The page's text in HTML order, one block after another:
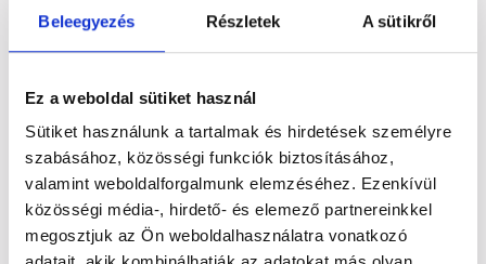
Beleegyezés Részletek A sütikről
Ez a weboldal sütiket használ
Sütiket használunk a tartalmak és hirdetések személyre
szabásához, közösségi funkciók biztosításához,
valamint weboldalforgalmunk elemzéséhez. Ezenkívül
közösségi média-, hirdető- és elemező partnereinkkel
megosztjuk az Ön weboldalhasználatra vonatkozó
Polgármesteri Hivatala,
Attila titkár, Bergmann
Bendegúz tag, Koncz
Miklós tag, Visnyovszky
András tag
Alapító okirat